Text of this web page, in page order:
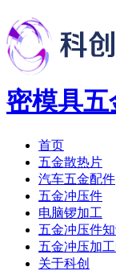
密模具
首页
五金散热片
汽车五金配件
五金冲压件
电脑锣加工
五金冲压件
五金冲压加
关于科创